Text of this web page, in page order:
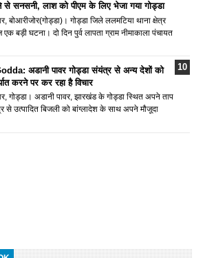
से सनसनी, लाश को पीएम के लिए भेजा गया गोड्डा
बोआरीजोर(गोड्डा)। गोड्डा जिले ललमटिया थाना क्षेत्र
बड़ी घटना। दो दिन पुर्व लापता ग्राम नीमाकाला पंचायत
अडानी पावर गोड्डा संयंत्र से अन्य देशों को
करने पर कर रहा है विचार
गोड्डा। अडानी पावर, झारखंड के गोड्डा स्थित अपने ताप
से उत्पादित बिजली को बांग्लादेश के साथ अपने मौजूदा